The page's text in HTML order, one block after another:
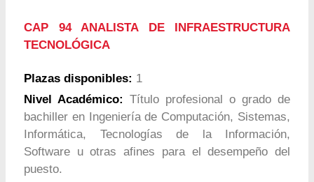
CAP 94 ANALISTA DE INFRAESTRUCTURA
TECNOLÓGICA
Plazas disponibles: 1
Nivel Académico: Título profesional o grado de
bachiller en Ingeniería de Computación, Sistemas,
Informática, Tecnologías de la Información,
Software u otras afines para el desempeño del
puesto.